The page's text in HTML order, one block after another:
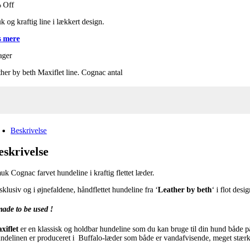
Off
og kraftig line i lækkert design.
mere
by beth Maxiflet line. Cognac antal
Beskrivelse
Cognac farvet hundeline i kraftig flettet læder.
og i øjnefaldene, håndflettet hundeline fra ‘Leather by beth‘ i flot
to be used !
er en klassisk og holdbar hundeline som du kan bruge til din hund både
er produceret i Buffalo-læder som både er vandafvisende, meget